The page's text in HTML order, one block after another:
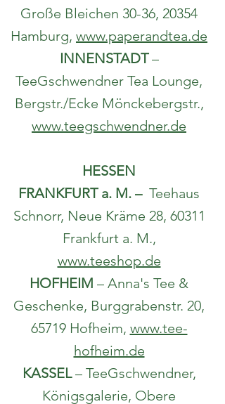
Große Bleichen 30-36, 20354
Hamburg, www.paperandtea.de
INNENSTADT–
TeeGschwendner Tea Lounge,
Bergstr./Ecke Mönckebergstr.,
www.teegschwendner.de
HESSEN
FRANKFURT a. M. –Teehaus
Schnorr, Neue Kräme 28, 60311
Frankfurt a. M.,
www.teeshop.de
HOFHEIM – Anna's Tee &
Geschenke, Burggrabenstr. 20,
65719 Hofheim, www.tee-
hofheim.de
KASSEL– TeeGschwendner,
Königsgalerie, Obere